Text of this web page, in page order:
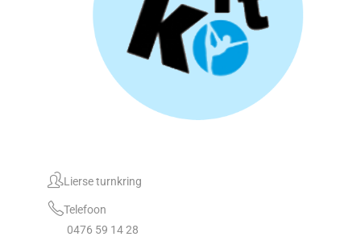
Lierse turnkring
Telefoon
0476 59 14 28